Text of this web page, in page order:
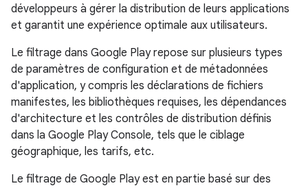
développeurs à gérer la distribution de leurs applications
et garantit une expérience optimale aux utilisateurs.
Le filtrage dans Google Play repose sur plusieurs types
de paramètres de configuration et de métadonnées
d'application, y compris les déclarations de fichiers
manifestes, les bibliothèques requises, les dépendances
d'architecture et les contrôles de distribution définis
dans la Google Play Console, tels que le ciblage
géographique, les tarifs, etc.
Le filtrage de Google Play est en partie basé sur des